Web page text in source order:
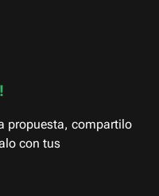
propuesta, compartilo
con tus